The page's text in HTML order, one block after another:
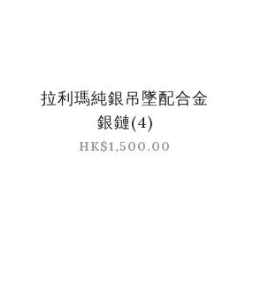
拉利瑪純銀吊墜配合金
銀鏈(4)
HK$1,500.00